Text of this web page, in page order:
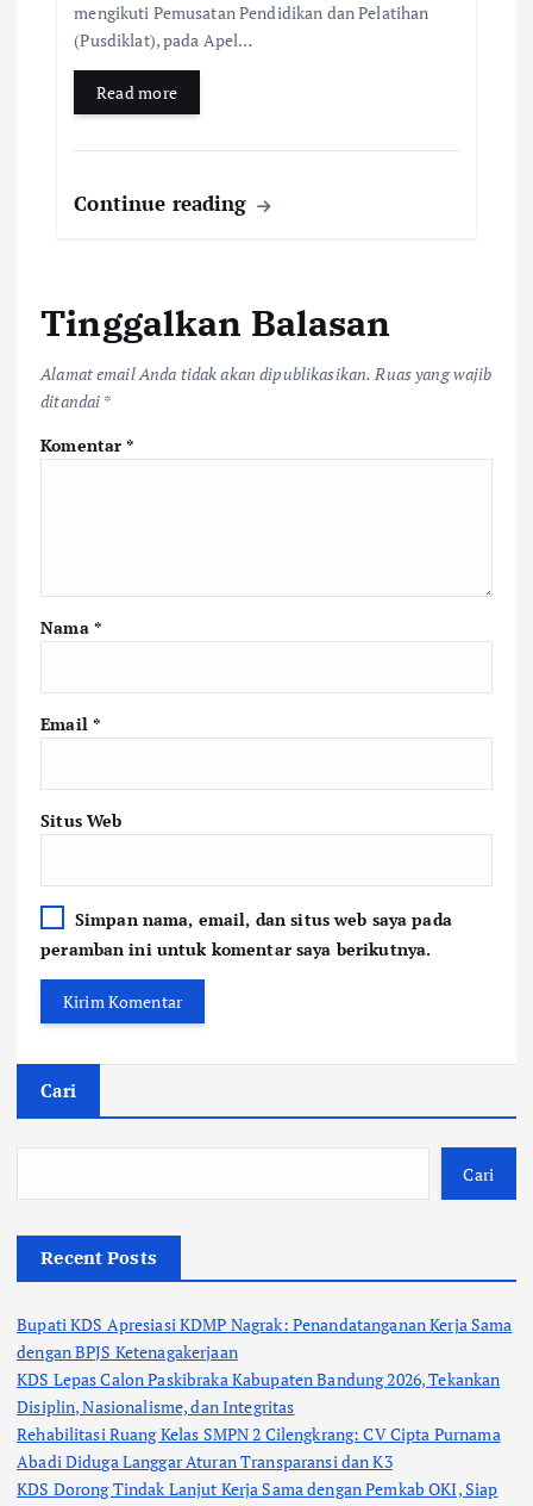
mengikuti Pemusatan Pendidikan dan Pelatihan
(Pusdiklat), pada Apel…
Read more
Continue reading
Tinggalkan Balasan
Alamat email Anda tidak akan dipublikasikan. Ruas yang wajib
ditandai *
Komentar*
Nama *
Email *
Situs Web
Simpan nama, email, dan situs web saya pada
peramban ini untuk komentar saya berikutnya.
Cari
Cari
Recent Posts
Bupati KDS Apresiasi KDMP Nagrak: Penandatanganan Kerja Sama
dengan BPJS Ketenagakerjaan
KDS Lepas Calon Paskibraka Kabupaten Bandung 2026, Tekankan
Disiplin, Nasionalisme, dan Integritas
Rehabilitasi Ruang Kelas SMPN 2 Cilengkrang: CV Cipta Purnama
Abadi Diduga Langgar Aturan Transparansi dan K3
KDS Dorong Tindak Lanjut Kerja Sama dengan Pemkab OKI, Siap